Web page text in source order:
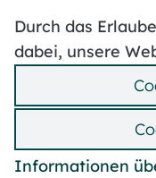
Durch das
dabei, unsere
Informationen
Stellenangebote
Mängelmelder
Ummeldung
Bebauungspläne
Volksbegehren
Wahlen
Zentrale